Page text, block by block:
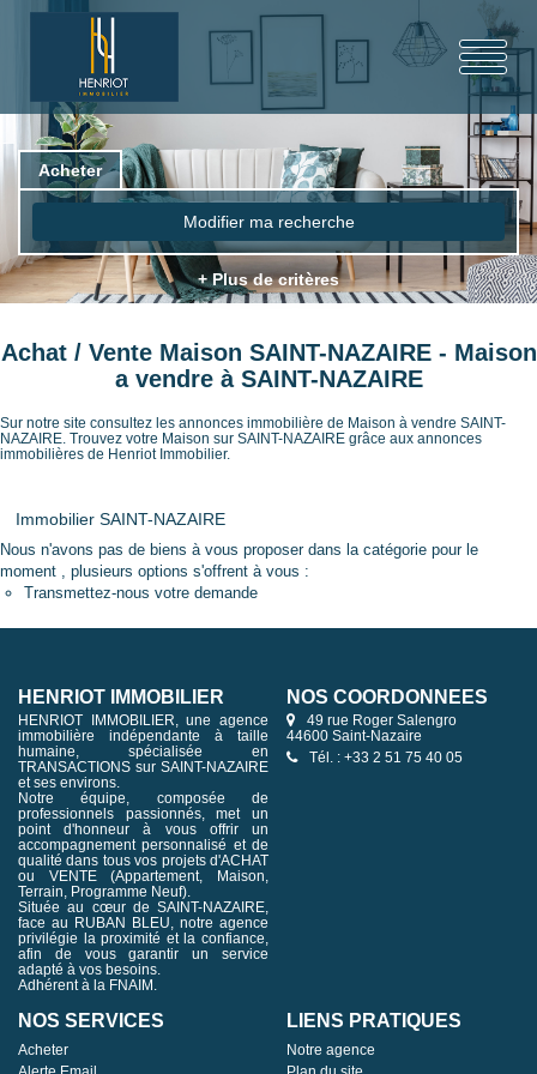
Acheter
Modifier ma recherche
+ Plus de critères
Achat / Vente Maison SAINT-NAZAIRE - Maison
a vendre à SAINT-NAZAIRE
Sur notre site consultez les annonces immobilière de Maison à vendre SAINT-
NAZAIRE. Trouvez votre Maison sur SAINT-NAZAIRE grâce aux annonces
immobilières de Henriot Immobilier.
Immobilier SAINT-NAZAIRE
Nous n'avons pas de biens à vous proposer dans la catégorie pour le
moment , plusieurs options s'offrent à vous :
Transmettez-nous votre demande
HENRIOT IMMOBILIER
HENRIOT IMMOBILIER, une agence
immobilière indépendante à taille
humaine, spécialisée en
TRANSACTIONS sur SAINT-NAZAIRE
et ses environs.
Notre équipe, composée de
professionnels passionnés, met un
point d'honneur à vous offrir un
accompagnement personnalisé et de
qualité dans tous vos projets d'ACHAT
ou VENTE (Appartement, Maison,
Terrain, Programme Neuf).
Située au cœur de SAINT-NAZAIRE,
face au RUBAN BLEU, notre agence
privilégie la proximité et la confiance,
afin de vous garantir un service
adapté à vos besoins.
Adhérent à la FNAIM.
NOS COORDONNÉES
49 rue Roger Salengro
44600 Saint-Nazaire
Tél. : +33 2 51 75 40 05
NOS SERVICES
Acheter
LIENS PRATIQUES
Notre agence